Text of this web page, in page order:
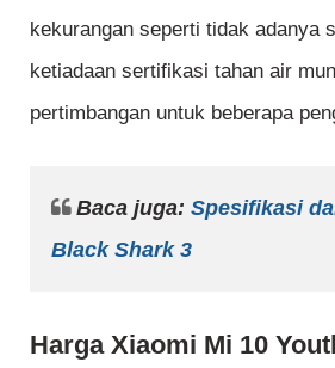
kekurangan seperti tidak adanya
ketiadaan sertifikasi tahan air
pertimbangan untuk beberapa
Baca juga: Spesifikasi
Black Shark 3
Harga Xiaomi Mi 10